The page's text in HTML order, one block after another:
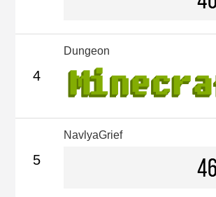
4
Dungeon
5
NavlyaGrief